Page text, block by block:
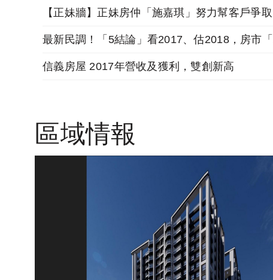
信義房屋 2017年營收及獲利，雙創新高
區域情報